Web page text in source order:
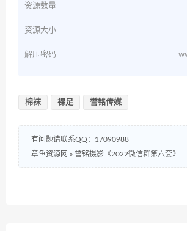
资源数量
资源大小
解压密码
棉袜 裸足 誉铭传媒
有问题请联系QQ：17090988
章鱼资源网 » 誉铭摄影《2022微信群第六套》